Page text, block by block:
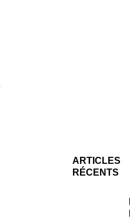
ARTICLES
RÉCENTS